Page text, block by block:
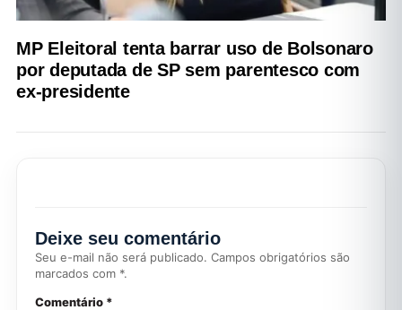
MP Eleitoral tenta barrar uso de Bolsonaro
por deputada de SP sem parentesco com
ex-presidente
Deixe seu comentário
Seu e-mail não será publicado. Campos obrigatórios são
marcados com *.
Comentário *